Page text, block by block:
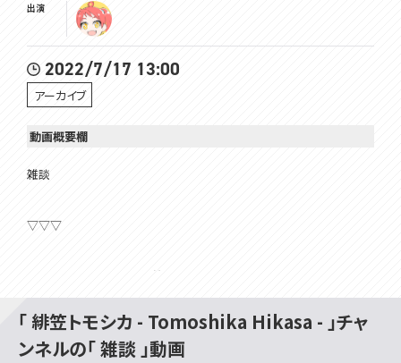
出演
2022/7/17 13:00
アーカイブ
動画概要欄
雑談
▽▽▽
はじめまして！VOMSの緋笠トモシカです！
▽毎週日曜日13時からは定期雑談配信
「 緋笠トモシカ - Tomoshika Hikasa - 」チャ
ンネルの「 雑談 」動画